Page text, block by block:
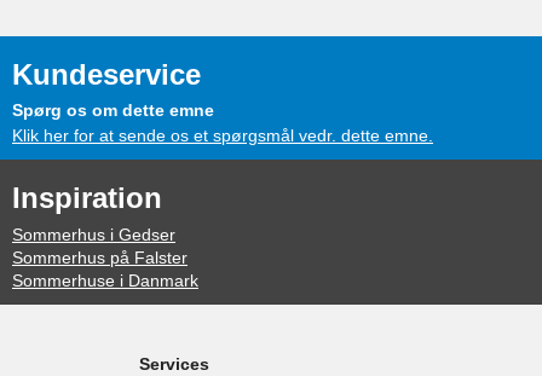
Kundeservice
Spørg os om dette emne
Klik her for at sende os et spørgsmål vedr. dette emne.
Inspiration
Sommerhus i Gedser
Sommerhus på Falster
Sommerhuse i Danmark
Services